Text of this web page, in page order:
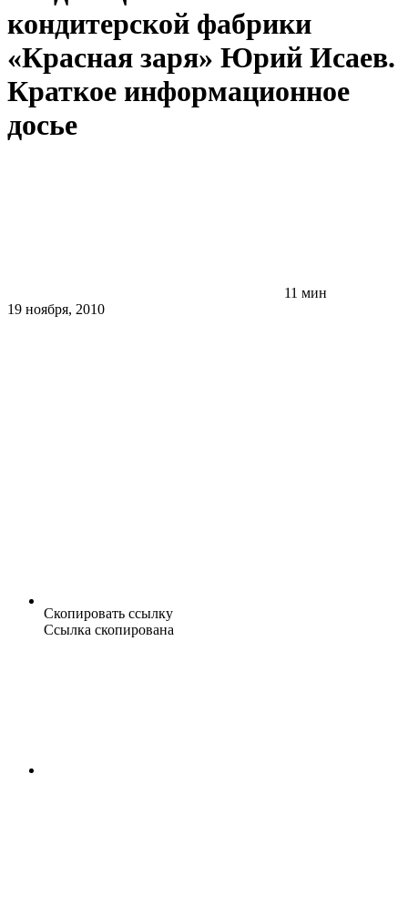
кондитерской фабрики
«Красная заря» Юрий Исаев.
Краткое информационное
досье
11 мин
19 ноября, 2010
Скопировать ссылку
Ссылка скопирована